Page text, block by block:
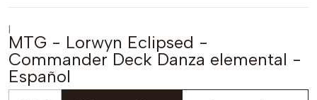
|
MTG - Lorwyn Eclipsed -
Commander Deck Danza elemental -
Español